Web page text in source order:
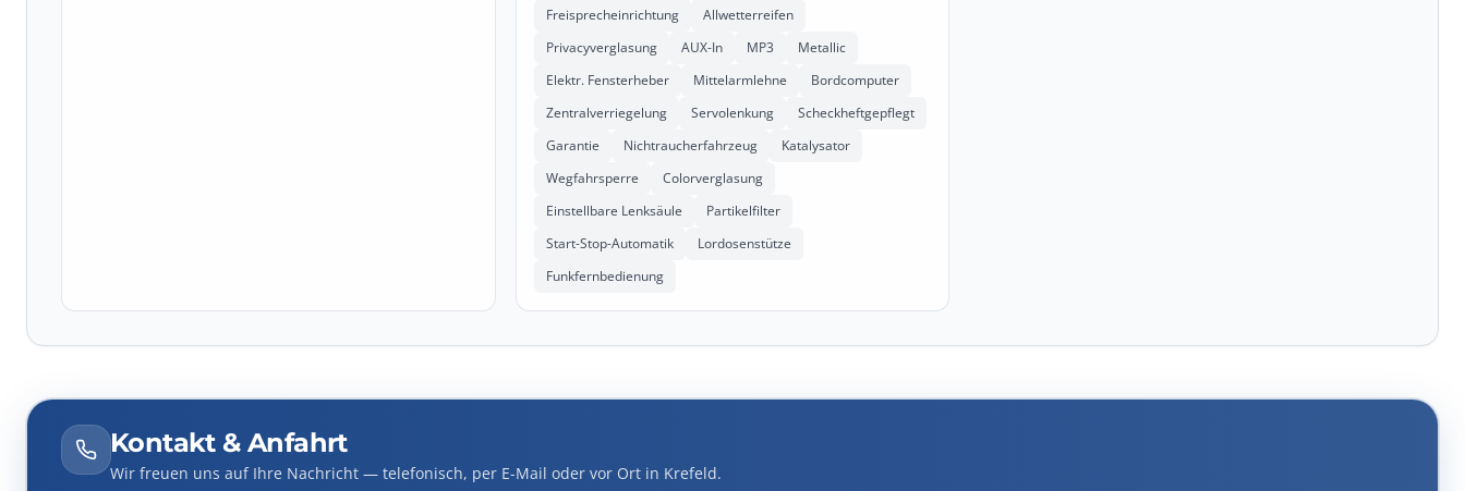
Freisprecheinrichtung
Allwetterreifen
Privacyverglasung
AUX-In MP3
Metallic
Elektr. Fensterheber
Mittelarmlehne
Bordcomputer
Zentralverriegelung
Servolenkung
Scheckheftgepflegt
Garantie
Nichtraucherfahrzeug
Katalysator
Wegfahrsperre
Colorverglasung
Einstellbare Lenksäule
Partikelfilter
Start-Stop-Automatik
Lordosenstütze
Funkfernbedienung
Kontakt & Anfahrt
Wir freuen uns auf Ihre Nachricht — telefonisch, per E-Mail oder vor Ort in Krefeld.